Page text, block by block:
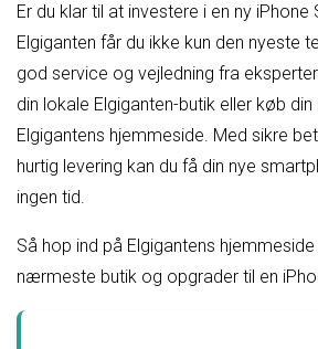
Er du klar til at investere i en ny iPhone
Elgiganten får du ikke kun den nyeste
god service og vejledning fra
din lokale Elgiganten-butik eller køb
Elgigantens hjemmeside. Med sikre
hurtig levering kan du få din nye
ingen tid.
Så hop ind på Elgigantens
nærmeste butik og opgrader til en